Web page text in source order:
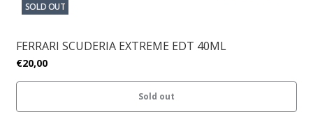
SOLD OUT
FERRARI SCUDERIA EXTREME EDT 40ML
€20,00
Sold out